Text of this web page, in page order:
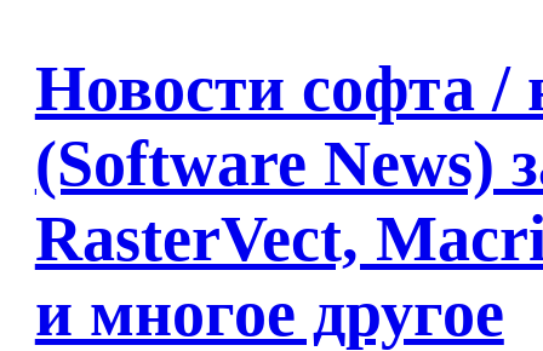
Новости софта /
(Software News)
RasterVect,
и многое другое